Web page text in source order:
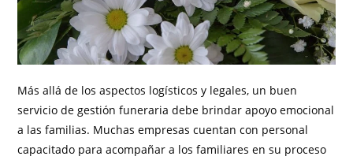
Más allá de los aspectos logísticos y legales, un buen
servicio de gestión funeraria debe brindar apoyo emocional
a las familias. Muchas empresas cuentan con personal
capacitado para acompañar a los familiares en su proceso